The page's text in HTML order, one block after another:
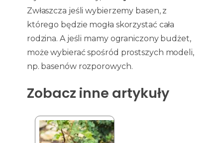
Zwłaszcza jeśli wybierzemy basen, z
którego będzie mogła skorzystać cała
rodzina. A jeśli mamy ograniczony budżet,
może wybierać spośród prostszych modeli,
np. basenów rozporowych.
Zobacz inne artykuły